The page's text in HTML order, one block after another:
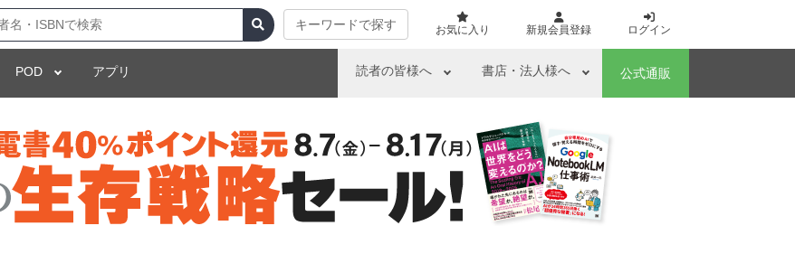
キーワードで探す お気に入り 新規会員登録 ログイン
POD アプリ 読者の皆様へ 書店・法人様へ 公式通販